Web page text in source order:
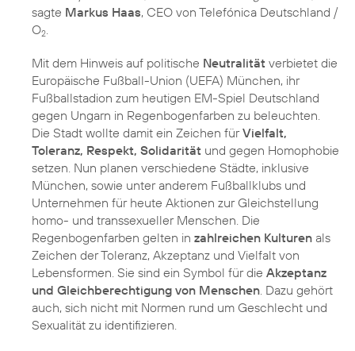
sagte Markus Haas, CEO von Telefónica Deutschland /
O2
Mit dem Hinweis auf politische Neutralität verbietet die
Europäische Fußball-Union (UEFA) München, ihr
Fußballstadion zum heutigen EM-Spiel Deutschland
gegen Ungarn in Regenbogenfarben zu beleuchten.
Die Stadt wollte damit ein Zeichen fürVielfalt,
Toleranz, Respekt, Solidarität und gegen Homophobie
setzen. Nun planen verschiedene Städte, inklusive
München, sowie unter anderem Fußballklubs und
Unternehmen für heute Aktionen zur Gleichstellung
homo- und transsexueller Menschen. Die
Regenbogenfarben gelten in zahlreichen Kulturen als
Zeichen der Toleranz, Akzeptanz und Vielfalt von
Lebensformen. Sie sind ein Symbol für die Akzeptanz
und Gleichberechtigung von Menschen. Dazu gehört
auch, sich nicht mit Normen rund um Geschlecht und
Sexualität zu identifizieren.